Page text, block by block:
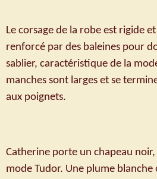
Le corsage de la robe est rigide
renforcé par des baleines pour
sablier, caractéristique de la
manches sont larges et se
aux poignets.
Catherine porte un chapeau
mode Tudor. Une plume blanche